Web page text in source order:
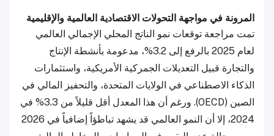
المرونة في مواجهة التحولات الاقتصادية العالمية والإقليمية
تمت مراجعة توقعات نمو الناتج المحلي الإجمالي العالمي
لعام 2025 بالرفع إلى 3.2%، مدعومة بأنشطة الإنتاج
والتجارة قبيل التعديلات الجمركية الأمريكية، واستثمارات
الذكاء الاصطناعي في الولايات المتحدة، والتحفيز المالي في
الصين (OECD). ورغم أن هذا المعدل أقل قليلاً من 3.3% في
2024، إلا أن النمو العالمي قد يشهد تباطؤاً إضافياً في 2026